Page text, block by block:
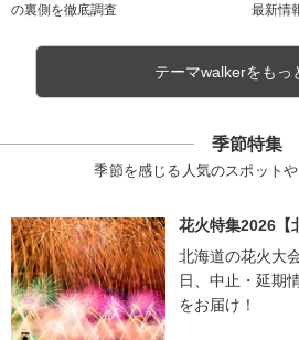
の裏側を徹底調査
最新情
テーマwalkerをもっ
季節特集
季節を感じる人気のスポット
花火特集2026【
北海道の花火大
日、中止・延期
をお届け！